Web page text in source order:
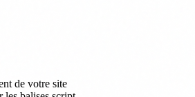
de votre site